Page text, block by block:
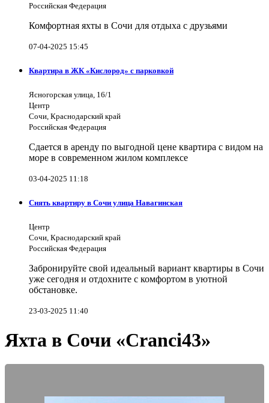
Российская Федерация
Комфортная яхты в Сочи для отдыха с друзьями
07-04-2025 15:45
Квартира в ЖК «Кислород» с парковкой
Ясногорская улица, 16/1
Центр
Сочи, Краснодарский край
Российская Федерация
Сдается в аренду по выгодной цене квартира с видом на
море в современном жилом комплексе
03-04-2025 11:18
Снять квартиру в Сочи улица Навагинская
Центр
Сочи, Краснодарский край
Российская Федерация
Забронируйте свой идеальный вариант квартиры в Сочи
уже сегодня и отдохните с комфортом в уютной
обстановке.
23-03-2025 11:40
Яхта в Сочи «Cranci43»